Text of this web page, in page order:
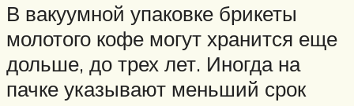
В вакуумной упаковке брикеты
молотого кофе могут хранится еще
дольше, до трех лет. Иногда на
пачке указывают меньший срок